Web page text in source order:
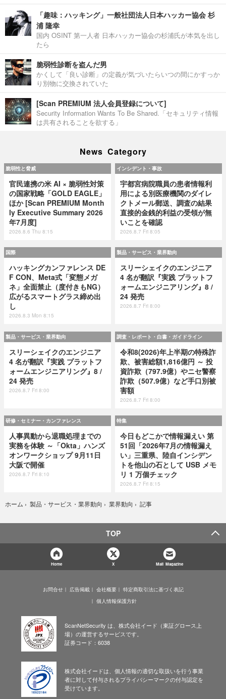
「趣味：ハッキング」一般社団法人日本ハッカー協会 杉
浦 隆幸
国内 OSINT 第一人者 日本ハッカー協会の杉浦氏が本気を出し
たら
脆弱性診断を盗んだ男
かくして「良い診断」の定義が気づいたらいつの間にかすっか
り別物に交換されていた
[Scan PREMIUM 法人会員登録について]
Security Information Wants To Be Shared.「セキュリティ情報
は共有されることを欲する」
News Category
脆弱性と脅威
官民連携の米 AI × 脆弱性対策
の国家戦略「GOLD EAGLE」
ほか [Scan PREMIUM Month
ly Executive Summary 2026
年7月度]
2026.8.6 Thu 8:15
インシデント・事故
宇都宮病院職員の患者情報利
用による別医療機関のダイレ
クトメール郵送、調査の結果
直接的金銭的利益の受領が無
いことを確認
2026.8.7 Fri 8:05
国際
ハッキングカンファレンス DE
F CON、Meta式「変態メガ
ネ」全面禁止（度付きもNG）
広がるスマートグラス締め出
し
2026.8.3 Mon 8:15
製品・サービス・業界動向
スリーシェイクのエンジニア
4 名が翻訳『実践 プラットフ
ォームエンジニアリング』8 /
24 発売
2026.8.7 Fri 8:00
製品・サービス・業界動向
スリーシェイクのエンジニア
4 名が翻訳『実践 プラットフ
ォームエンジニアリング』8 /
24 発売
2026.8.7 Fri 8:00
調査・レポート・白書・ガイドライン
令和8(2026)年上半期の特殊詐
欺、被害総額1,816億円 ～ 投
資詐欺（797.9億）やニセ警察
詐欺（507.9億）など手口別被
害額
2026.8.7 Fri 8:00
研修・セミナー・カンファレンス
人事異動から退職処理までの
実務を体験 ～「Okta」ハンズ
オンワークショップ 9月11日
大阪で開催
2026.8.7 Fri 8:10
特集
今日もどこかで情報漏えい 第
51回「2026年7月の情報漏え
い」三重県、陸自インシデン
トを他山の石として USB メモ
リ 1 万個チェック
2026.8.7 Fri 8:15
ホーム › 製品・サービス・業界動向 › 業界動向 › 記事
TOP
Home X Mail Magazine
お問合せ 広告掲載 会社概要
特定商取引法に基づく表記
個人情報保護方針
ScanNetSecurity は、株式会社イード（東証グロース上
場）の運営するサービスです。
証券コード：6038
株式会社イードは、個人情報の適切な取扱いを行う事業
者に対して付与されるプライバシーマークの付与認定を
受けています。